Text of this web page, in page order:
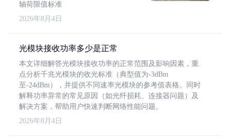
轴荷限值标准
2026年8月4日
光模块接收功率多少是正常
本文详细解答光模块接收功率的正常范围及影响因素，重
点分析千兆光模块的收光标准（典型值为-3dBm
至-24dBm），并提供不同速率光模块的参考值表格。同时
解释功率异常的常见原因（如光纤损耗、连接器问题）及
解决方案，帮助用户快速判断网络性能问题。
2026年8月4日